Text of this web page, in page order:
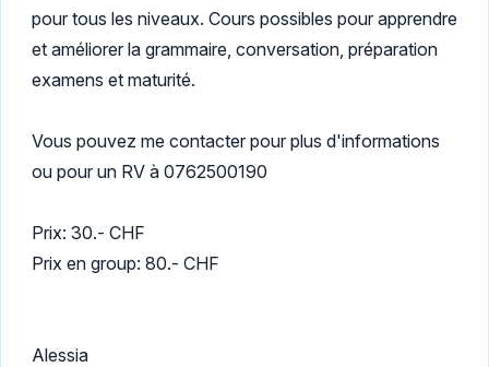
pour tous les niveaux. Cours possibles pour apprendre
et améliorer la grammaire, conversation, préparation
examens et maturité.
Vous pouvez me contacter pour plus d'informations
ou pour un RV à 0762500190
Prix: 30.- CHF
Prix en group: 80.- CHF
Alessia